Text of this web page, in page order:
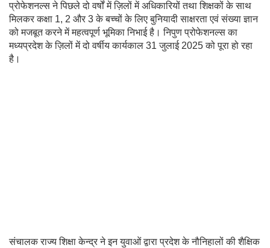
प्रोफेशनल्स ने पिछले दो वर्षों में ज़िलों में अधिकारियों तथा शिक्षकों के साथ
मिलकर कक्षा 1, 2 और 3 के बच्चों के लिए बुनियादी साक्षरता एवं संख्या ज्ञान
को मजबूत करने में महत्वपूर्ण भूमिका निभाई है। निपुण प्रोफेशनल्स का
मध्यप्रदेश के ज़िलों में दो वर्षीय कार्यकाल 31 जुलाई 2025 को पूरा हो रहा
है।
संचालक राज्‍य शिक्षा केन्‍द्र ने इन युवाओं द्वारा प्रदेश के नौनिहालों की शैक्षिक